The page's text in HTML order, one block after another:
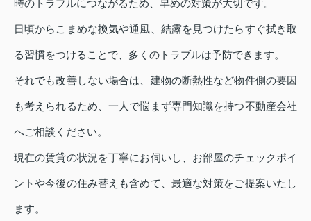
時のトラブルにつながるため、早めの対策が大切です。
日頃からこまめな換気や通風、結露を見つけたらすぐ拭き取
る習慣をつけることで、多くのトラブルは予防できます。
それでも改善しない場合は、建物の断熱性など物件側の要因
も考えられるため、一人で悩まず専門知識を持つ不動産会社
へご相談ください。
現在の賃貸の状況を丁寧にお伺いし、お部屋のチェックポイ
ントや今後の住み替えも含めて、最適な対策をご提案いたし
ます。